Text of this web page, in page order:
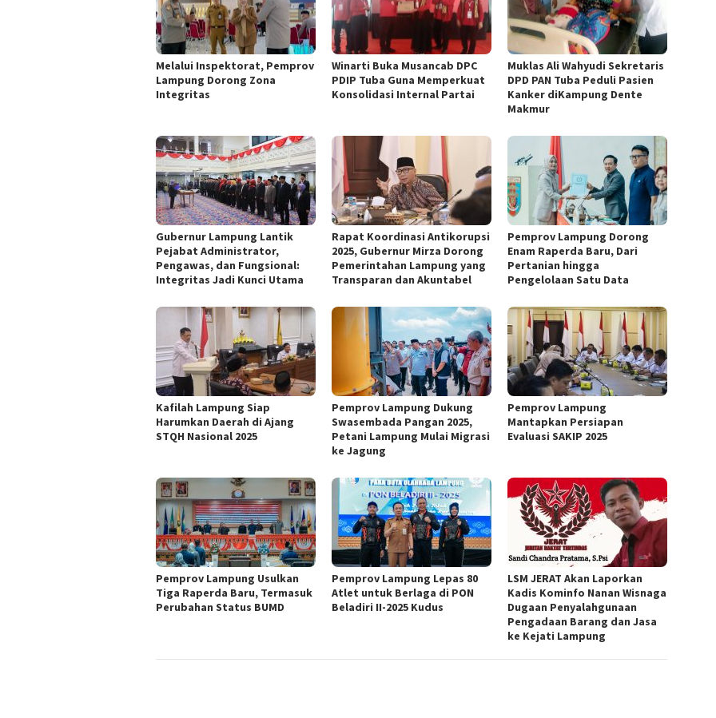
Melalui Inspektorat, Pemprov
Lampung Dorong Zona
Integritas
Winarti Buka Musancab DPC
PDIP Tuba Guna Memperkuat
Konsolidasi Internal Partai
Muklas Ali Wahyudi Sekretaris
DPD PAN Tuba Peduli Pasien
Kanker diKampung Dente
Makmur
Gubernur Lampung Lantik
Pejabat Administrator,
Pengawas, dan Fungsional:
Integritas Jadi Kunci Utama
Rapat Koordinasi Antikorupsi
2025, Gubernur Mirza Dorong
Pemerintahan Lampung yang
Transparan dan Akuntabel
Pemprov Lampung Dorong
Enam Raperda Baru, Dari
Pertanian hingga
Pengelolaan Satu Data
Kafilah Lampung Siap
Harumkan Daerah di Ajang
STQH Nasional 2025
Pemprov Lampung Dukung
Swasembada Pangan 2025,
Petani Lampung Mulai Migrasi
ke Jagung
Pemprov Lampung
Mantapkan Persiapan
Evaluasi SAKIP 2025
Pemprov Lampung Usulkan
Tiga Raperda Baru, Termasuk
Perubahan Status BUMD
Pemprov Lampung Lepas 80
Atlet untuk Berlaga di PON
Beladiri II-2025 Kudus
LSM JERAT Akan Laporkan
Kadis Kominfo Nanan Wisnaga
Dugaan Penyalahgunaan
Pengadaan Barang dan Jasa
ke Kejati Lampung